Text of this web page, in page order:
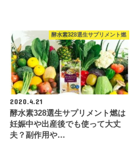
酵水素328選生サプリメント燃
2020.4.21
酵水素328選生サプリメント燃は
妊娠中や出産後でも使って大丈
夫？副作用や…